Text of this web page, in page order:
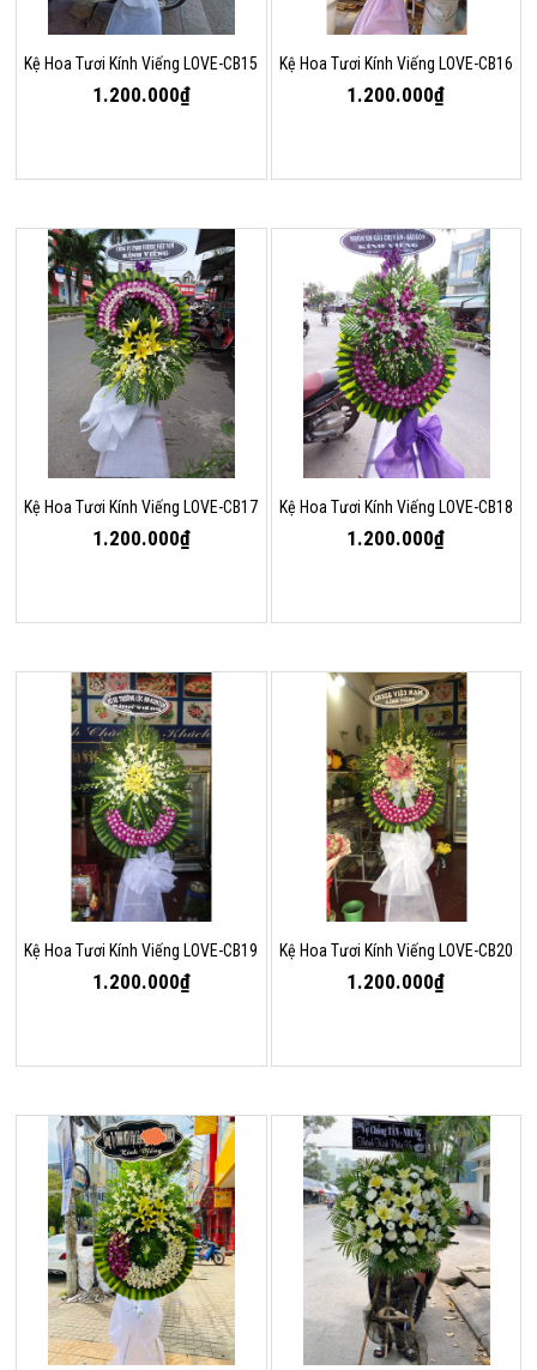
Kệ Hoa Tươi Kính Viếng LOVE-CB15
1.200.000₫
Kệ Hoa Tươi Kính Viếng LOVE-CB16
1.200.000₫
Kệ Hoa Tươi Kính Viếng LOVE-CB17
1.200.000₫
Kệ Hoa Tươi Kính Viếng LOVE-CB18
1.200.000₫
Kệ Hoa Tươi Kính Viếng LOVE-CB19
1.200.000₫
Kệ Hoa Tươi Kính Viếng LOVE-CB20
1.200.000₫